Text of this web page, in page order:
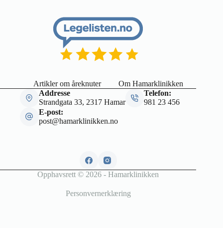
Artikler om åreknuter
Om Hamarklinikken
Addresse
Strandgata 33, 2317 Hamar
Telefon:
981 23 456
E-post:
post@hamarklinikken.no
Opphavsrett © 2026 - Hamarklinikken
Personvernerklæring